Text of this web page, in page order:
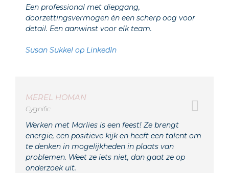
Een professional met diepgang,
doorzettingsvermogen én een scherp oog voor
detail. Een aanwinst voor elk team.
Susan Sukkel op LinkedIn
MEREL HOMAN
Cygnific
Werken met Marlies is een feest! Ze brengt
energie, een positieve kijk en heeft een talent om
te denken in mogelijkheden in plaats van
problemen. Weet ze iets niet, dan gaat ze op
onderzoek uit.